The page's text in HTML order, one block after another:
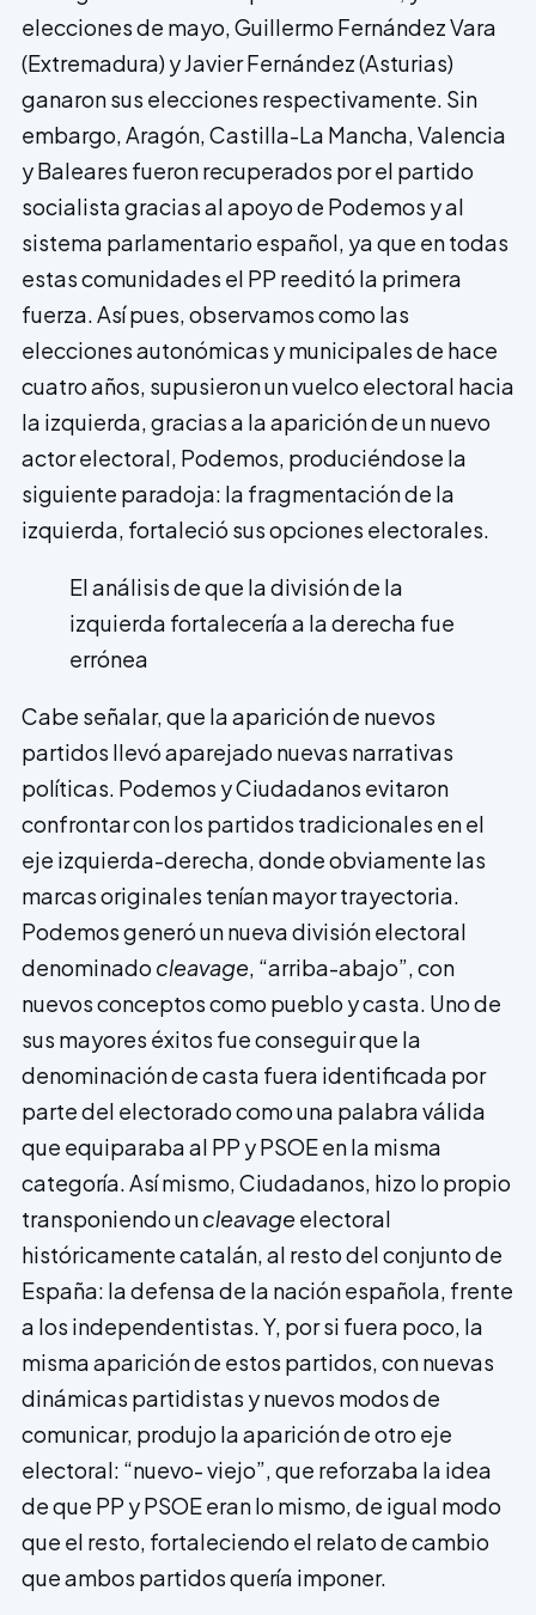
elecciones de mayo, Guillermo Fernández Vara
(Extremadura) y Javier Fernández (Asturias)
ganaron sus elecciones respectivamente. Sin
embargo, Aragón, Castilla-La Mancha, Valencia
y Baleares fueron recuperados por el partido
socialista gracias al apoyo de Podemos y al
sistema parlamentario español, ya que en todas
estas comunidades el PP reeditó la primera
fuerza. Así pues, observamos como las
elecciones autonómicas y municipales de hace
cuatro años, supusieron un vuelco electoral hacia
la izquierda, gracias a la aparición de un nuevo
actor electoral, Podemos, produciéndose la
siguiente paradoja: la fragmentación de la
izquierda, fortaleció sus opciones electorales.
El análisis de que la división de la
izquierda fortalecería a la derecha fue
errónea
Cabe señalar, que la aparición de nuevos
partidos llevó aparejado nuevas narrativas
políticas. Podemos y Ciudadanos evitaron
confrontar con los partidos tradicionales en el
eje izquierda-derecha, donde obviamente las
marcas originales tenían mayor trayectoria.
Podemos generó un nueva división electoral
denominado cleavage, “arriba-abajo”, con
nuevos conceptos como pueblo y casta. Uno de
sus mayores éxitos fue conseguir que la
denominación de casta fuera identificada por
parte del electorado como una palabra válida
que equiparaba al PP y PSOE en la misma
categoría. Así mismo, Ciudadanos, hizo lo propio
transponiendo uncleavageelectoral
históricamente catalán, al resto del conjunto de
España: la defensa de la nación española, frente
a los independentistas. Y, por si fuera poco, la
misma aparición de estos partidos, con nuevas
dinámicas partidistas y nuevos modos de
comunicar, produjo la aparición de otro eje
electoral: “nuevo- viejo”, que reforzaba la idea
de que PP y PSOE eran lo mismo, de igual modo
que el resto, fortaleciendo el relato de cambio
que ambos partidos quería imponer.